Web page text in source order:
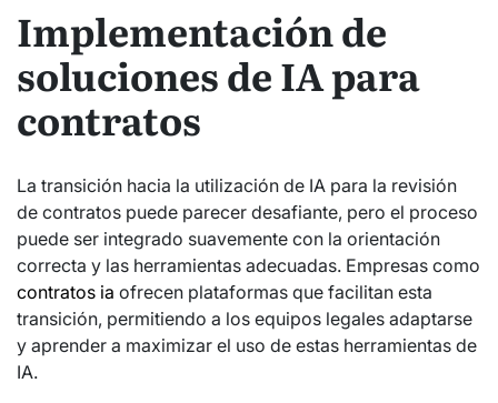
Implementación de
soluciones de IA para
contratos
La transición hacia la utilización de IA para la revisión
de contratos puede parecer desafiante, pero el proceso
puede ser integrado suavemente con la orientación
correcta y las herramientas adecuadas. Empresas como
contratos ia ofrecen plataformas que facilitan esta
transición, permitiendo a los equipos legales adaptarse
y aprender a maximizar el uso de estas herramientas de
IA.